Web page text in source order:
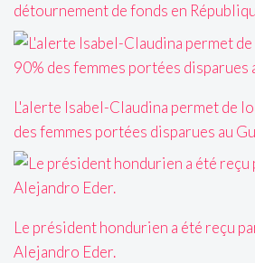
détournement de fonds en
L'alerte Isabel-Claudina permet de
des femmes portées disparues au
Le président hondurien a été reçu
Alejandro Eder.